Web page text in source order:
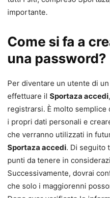
importante.
Come si fa a
una password?
Per diventare un utente di
effettuare il Sportaza accedi
registrarsi. È molto semplice
i propri dati personali e
che verranno utilizzati in
Sportaza accedi. Di seguito
punti da tenere in
Successivamente, dovrai
che solo i maggiorenni